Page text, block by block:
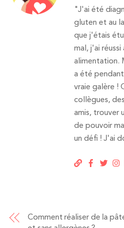
"J'ai été
gluten et au
que j'étais
mal, j'ai
alimentation.
a été
vraie galère !
collègues,
amis, trouver
de pouvoir
un défi ! J'ai
Comment réaliser de la